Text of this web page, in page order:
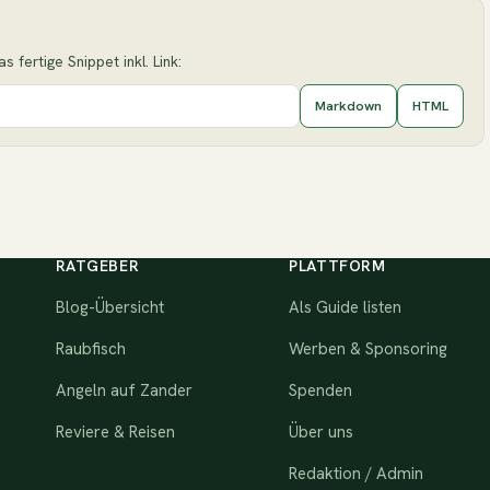
fertige Snippet inkl. Link:
Markdown HTML
RATGEBER
Blog-Übersicht
Raubfisch
Angeln auf Zander
Reviere & Reisen
PLATTFORM
Als Guide listen
Werben & Sponsoring
Spenden
Über uns
Redaktion / Admin